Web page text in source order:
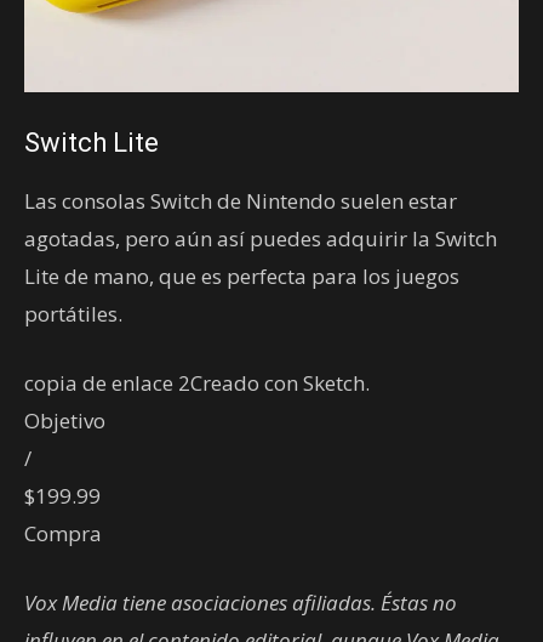
Switch Lite
Las consolas Switch de Nintendo suelen estar
agotadas, pero aún así puedes adquirir la Switch
Lite de mano, que es perfecta para los juegos
portátiles.
copia de enlace 2Creado con Sketch.
Objetivo
/
$199.99
Compra
Vox Media tiene asociaciones afiliadas. Éstas no